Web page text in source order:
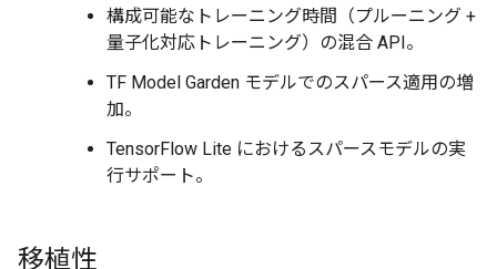
構成可能なトレーニング時間（プルーニング +
量子化対応トレーニング）の混合 API。
TF Model Garden モデルでのスパース適用の増
加。
TensorFlow Lite におけるスパースモデルの実
行サポート。
移植性